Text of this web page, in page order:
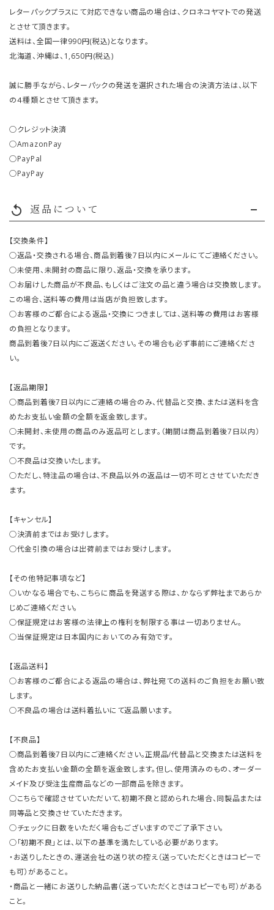
レターパックプラスにて対応できない商品の場合は、クロネコヤマトでの発送
とさせて頂きます。
送料は、全国一律990円(税込)となります。
北海道、沖縄は、1,650円(税込)
誠に勝手ながら、レターパックの発送を選択された場合の決済方法は、以下
の４種類とさせて頂きます。
○クレジット決済
○AmazonPay
○PayPal
○PayPay
replay 返品について
【交換条件】
○返品・交換される場合、商品到着後7日以内にメールにてご連絡ください。
○未使用、未開封の商品に限り、返品・交換を承ります。
○お届けした商品が不良品、もしくはご注文の品と違う場合は交換致します。
この場合、送料等の費用は当店が負担致します。
○お客様のご都合による返品・交換につきましては、送料等の費用はお客様
の負担となります。
商品到着後7日以内にご返送ください。その場合も必ず事前にご連絡くださ
い。
【返品期限】
○商品到着後7日以内にご連絡の場合のみ、代替品と交換、または送料を含
めたお支払い金額の全額を返金致します。
○未開封、未使用の商品のみ返品可とします。（期間は商品到着後7日以内）
です。
○不良品は交換いたします。
○ただし、特注品の場合は、不良品以外の返品は一切不可とさせていただき
ます。
【キャンセル】
○決済前まではお受けします。
○代金引換の場合は出荷前まではお受けします。
【その他特記事項など】
○いかなる場合でも、こちらに商品を発送する際は、かならず弊社まであらか
じめご連絡ください。
○保証規定はお客様の法律上の権利を制限する事は一切ありません。
○当保証規定は日本国内においてのみ有効です。
【返品送料】
○お客様のご都合による返品の場合は、弊社宛ての送料のご負担をお願い致
します。
○不良品の場合は送料着払いにて返品願います。
【不良品】
○商品到着後7日以内にご連絡ください。正規品/代替品と交換または送料を
含めたお支払い金額の全額を返金致します。但し、使用済みのもの、オーダー
メイド及び受注生産商品などの一部商品を除きます。
○こちらで確認させていただいて、初期不良と認められた場合、同製品または
同等品と交換させていただきます。
○チェックに日数をいただく場合もございますのでご了承下さい。
○「初期不良」とは、以下の基準を満たしている必要があります。
・お送りしたときの、運送会社の送り状の控え（送っていただくときはコピーで
も可）があること。
・商品と一緒にお送りした納品書（送っていただくときはコピーでも可）がある
こと。